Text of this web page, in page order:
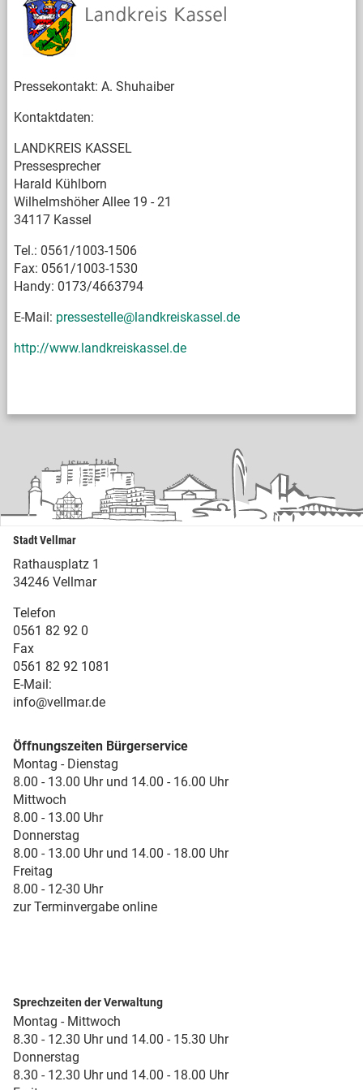
Pressekontakt: A. Shuhaiber
Kontaktdaten:
LANDKREIS KASSEL
Pressesprecher
Harald Kühlborn
Wilhelmshöher Allee 19 - 21
34117 Kassel
Tel.: 0561/1003-1506
Fax: 0561/1003-1530
Handy: 0173/4663794
E-Mail: pressestelle@landkreiskassel.de
http://www.landkreiskassel.de
Stadt Vellmar
Rathausplatz 1
34246 Vellmar
Telefon
0561 82 92 0
Fax
0561 82 92 1081
E-Mail:
info@vellmar.de
Öffnungszeiten Bürgerservice
Montag - Dienstag
8.00 - 13.00 Uhr und 14.00 - 16.00 Uhr
Mittwoch
8.00 - 13.00 Uhr
Donnerstag
8.00 - 13.00 Uhr und 14.00 - 18.00 Uhr
Freitag
8.00 - 12-30 Uhr
zur Terminvergabe online
Sprechzeiten der Verwaltung
Montag - Mittwoch
8.30 - 12.30 Uhr und 14.00 - 15.30 Uhr
Donnerstag
8.30 - 12.30 Uhr und 14.00 - 18.00 Uhr